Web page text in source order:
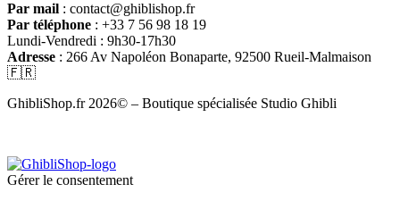
Par mail : contact@ghiblishop.fr
Par téléphone : +33 7 56 98 18 19
Lundi-Vendredi : 9h30-17h30
Adresse : 266 Av Napoléon Bonaparte, 92500 Rueil-Malmaison
🇫🇷
GhibliShop.fr 2026© – Boutique spécialisée Studio Ghibli
Gérer le consentement